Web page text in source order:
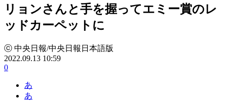
リョンさんと手を握ってエミー賞のレ
ッドカーペットに
ⓒ 中央日報/中央日報日本語版
2022.09.13 10:59
0
あ
あ